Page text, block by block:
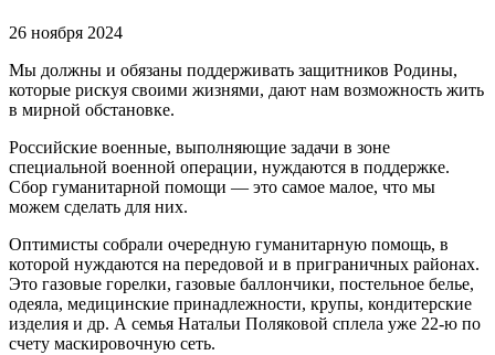
26 ноября 2024
Мы должны и обязаны поддерживать защитников Родины,
которые рискуя своими жизнями, дают нам возможность жить
в мирной обстановке.
Российские военные, выполняющие задачи в зоне
специальной военной операции, нуждаются в поддержке.
Сбор гуманитарной помощи — это самое малое, что мы
можем сделать для них.
Оптимисты собрали очередную гуманитарную помощь, в
которой нуждаются на передовой и в приграничных районах.
Это газовые горелки, газовые баллончики, постельное белье,
одеяла, медицинские принадлежности, крупы, кондитерские
изделия и др. А семья Натальи Поляковой сплела уже 22-ю по
счету маскировочную сеть.